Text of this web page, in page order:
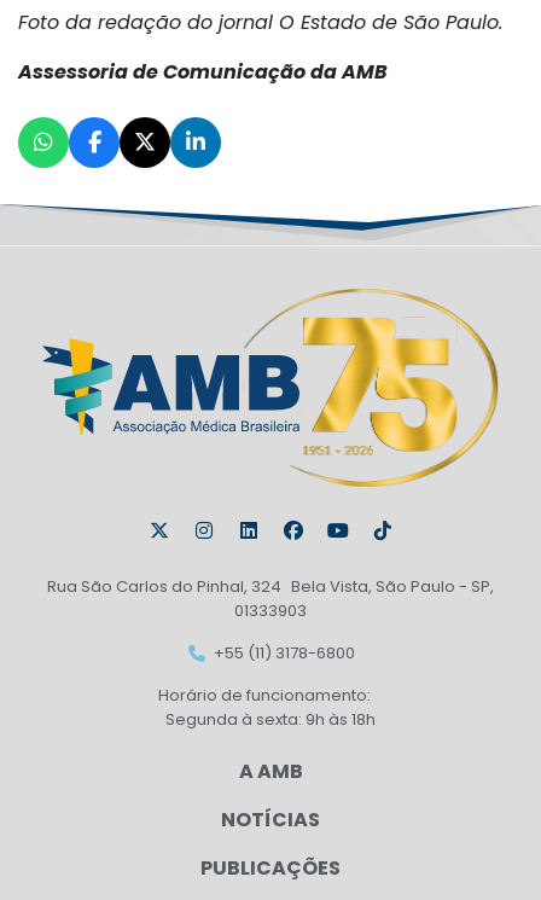
Foto da redação do jornal O Estado de São Paulo.
Assessoria de Comunicação da AMB
Rua São Carlos do Pinhal, 324 Bela Vista, São Paulo - SP,
01333903
+55 (11) 3178-6800
Horário de funcionamento:
Segunda à sexta: 9h às 18h
A AMB
NOTÍCIAS
PUBLICAÇÕES